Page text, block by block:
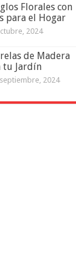
Florales con
para el Hogar
2024
de Madera
tu Jardín
2024